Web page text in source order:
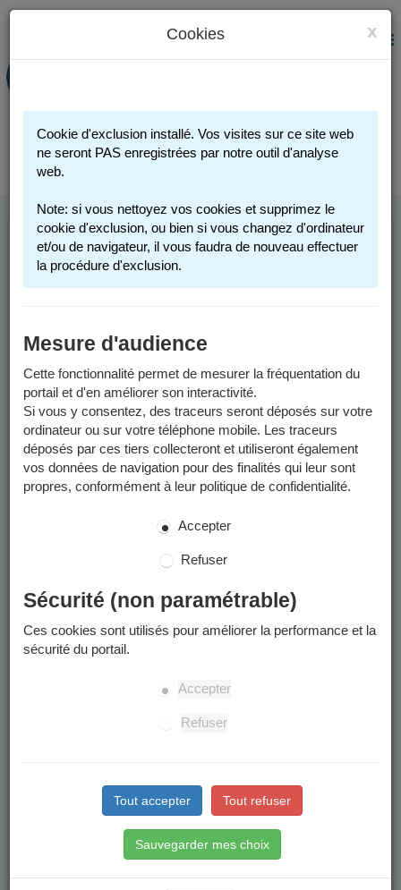
PORTAIL FAMILLE
Connexion
MENU
ACTIVITÉS
SPORTIVES 2025-
2026
Les activités sportives proposées par la Ville de Grenoble sont
encadrées par des professionnels de la ville (ETAPS et MNS).
Activités sportives -
2025/2026
Toutes les programmations et informations utiles des
modules et des stages se trouvent dans les documents à
Stages sportifs des vacances d'été
Les inscriptions aux stages sportifs de cet été (stages
au 21/08) seront possibles à partir du lundi 1er juin sur le
Retrouvez les informations utiles dans les "documents à
Module 1 : Période d'activité du 8
septembre au 20 décembre 2025
x
Cookies
Cookie d'exclusion installé. Vos visites sur ce site web
ne seront PAS enregistrées par notre outil d'analyse
web.
Note: si vous nettoyez vos cookies et supprimez le
cookie d'exclusion, ou bien si vous changez d'ordinateur
et/ou de navigateur, il vous faudra de nouveau effectuer
la procédure d'exclusion.
Mesure d'audience
Cette fonctionnalité permet de mesurer la fréquentation du
portail et d'en améliorer son interactivité.
Si vous y consentez, des traceurs seront déposés sur votre
ordinateur ou sur votre téléphone mobile. Les traceurs
déposés par ces tiers collecteront et utiliseront également
vos données de navigation pour des finalités qui leur sont
propres, conformément à leur politique de confidentialité.
Accepter
Refuser
Sécurité (non paramétrable)
Ces cookies sont utilisés pour améliorer la performance et la
sécurité du portail.
Accepter
Refuser
Tout accepter Tout refuser
Sauvegarder mes choix